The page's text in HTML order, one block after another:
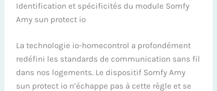
Identification et spécificités du module Somfy
Amy sun protect io
La technologie io-homecontrol a profondément
redéfini les standards de communication sans fil
dans nos logements. Le dispositif Somfy Amy
sun protect io n’échappe pas à cette règle et se